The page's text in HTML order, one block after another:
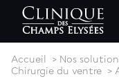
Accueil Nos
Chirurgie du ventre